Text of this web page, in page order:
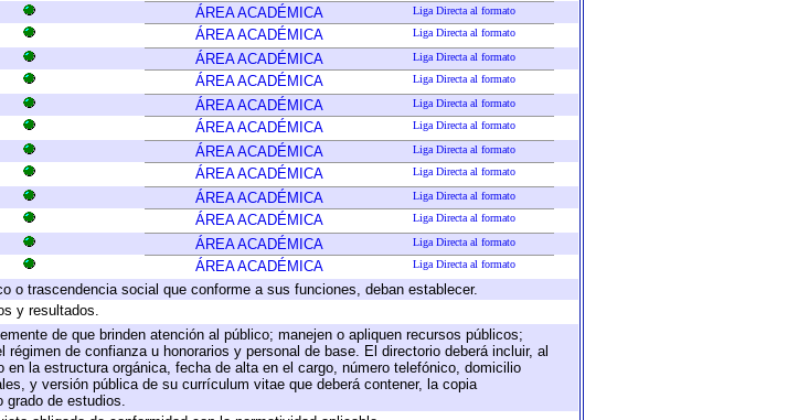
ÁREA ACADÉMICA Liga Directa al formato
ÁREA ACADÉMICA Liga Directa al formato
ÁREA ACADÉMICA Liga Directa al formato
ÁREA ACADÉMICA Liga Directa al formato
ÁREA ACADÉMICA Liga Directa al formato
ÁREA ACADÉMICA Liga Directa al formato
ÁREA ACADÉMICA Liga Directa al formato
ÁREA ACADÉMICA Liga Directa al formato
ÁREA ACADÉMICA Liga Directa al formato
ÁREA ACADÉMICA Liga Directa al formato
ÁREA ACADÉMICA Liga Directa al formato
ÁREA ACADÉMICA Liga Directa al formato
o trascendencia social que conforme a sus funciones, deban establecer.
y resultados.
de que brinden atención al público; manejen o apliquen recursos públicos;
de confianza u honorarios y personal de base. El directorio deberá incluir, al
la estructura orgánica, fecha de alta en el cargo, número telefónico, domicilio
y versión pública de su currículum vitae que deberá contener, la copia
grado de estudios.